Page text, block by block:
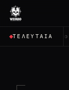
ΤΕΛΕΥΤΑΊΑ